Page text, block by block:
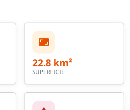
22.8 km²
SUPERFICIE